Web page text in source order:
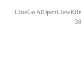
CineGo AIOpenClaw